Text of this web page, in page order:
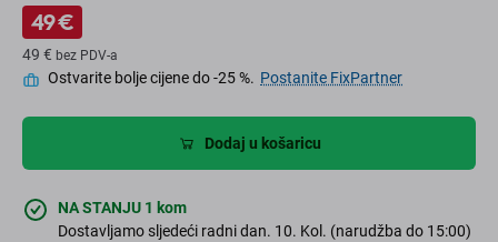
49 €
49 € bez PDV-a
Ostvarite bolje cijene do -25 %. Postanite FixPartner
Dodaj u košaricu
NA STANJU 1 kom
Dostavljamo sljedeći radni dan. 10. Kol. (narudžba do 15:00)